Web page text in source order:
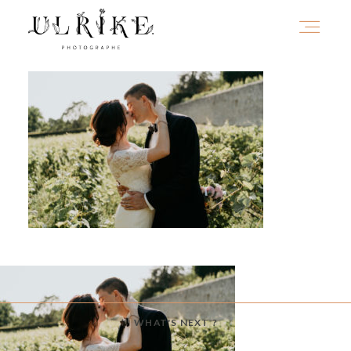
WHAT'S NEXT ?
HOME
A PROPOS
PORTFOLIO
INFOS
JOURNAL